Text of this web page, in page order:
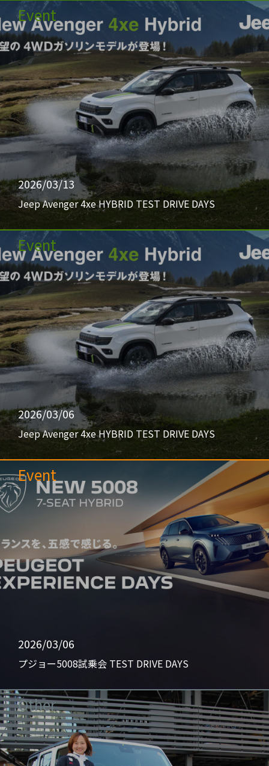
Event
2026/03/13
Jeep Avenger 4xe HYBRID TEST DRIVE DAYS
Event
2026/03/06
Jeep Avenger 4xe HYBRID TEST DRIVE DAYS
Event
2026/03/06
プジョー5008試乗会 TEST DRIVE DAYS
Other